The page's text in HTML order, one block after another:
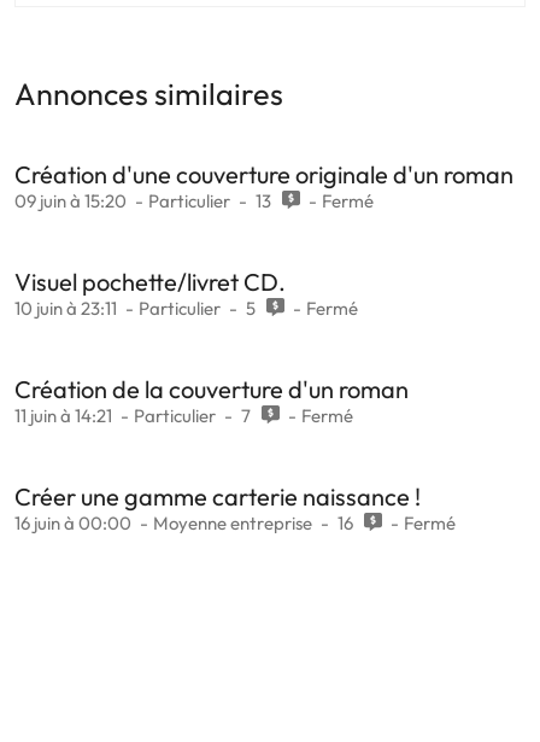
Annonces similaires
Création d'une couverture originale d'un roman
09 juin à 15:20 Particulier 13 Fermé
Visuel pochette/livret CD.
10 juin à 23:11 Particulier 5 Fermé
Création de la couverture d'un roman
11 juin à 14:21 Particulier 7 Fermé
Créer une gamme carterie naissance !
16 juin à 00:00 Moyenne entreprise 16 Fermé